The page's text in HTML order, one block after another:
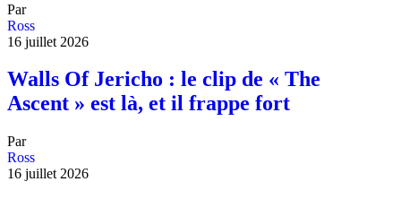
Par
Ross
16 juillet 2026
Walls Of Jericho : le clip de « The
Ascent » est là, et il frappe fort
Par
Ross
16 juillet 2026